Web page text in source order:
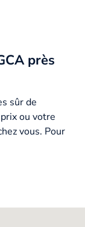
près
sûr de
ou votre
vous. Pour